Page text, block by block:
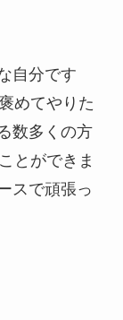
自分です
めてやりた
数多くの方
とができま
スで頑張っ